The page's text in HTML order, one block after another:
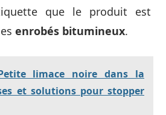
que le produit est
enrobés bitumineux.
limace noire dans la
et solutions pour stopper